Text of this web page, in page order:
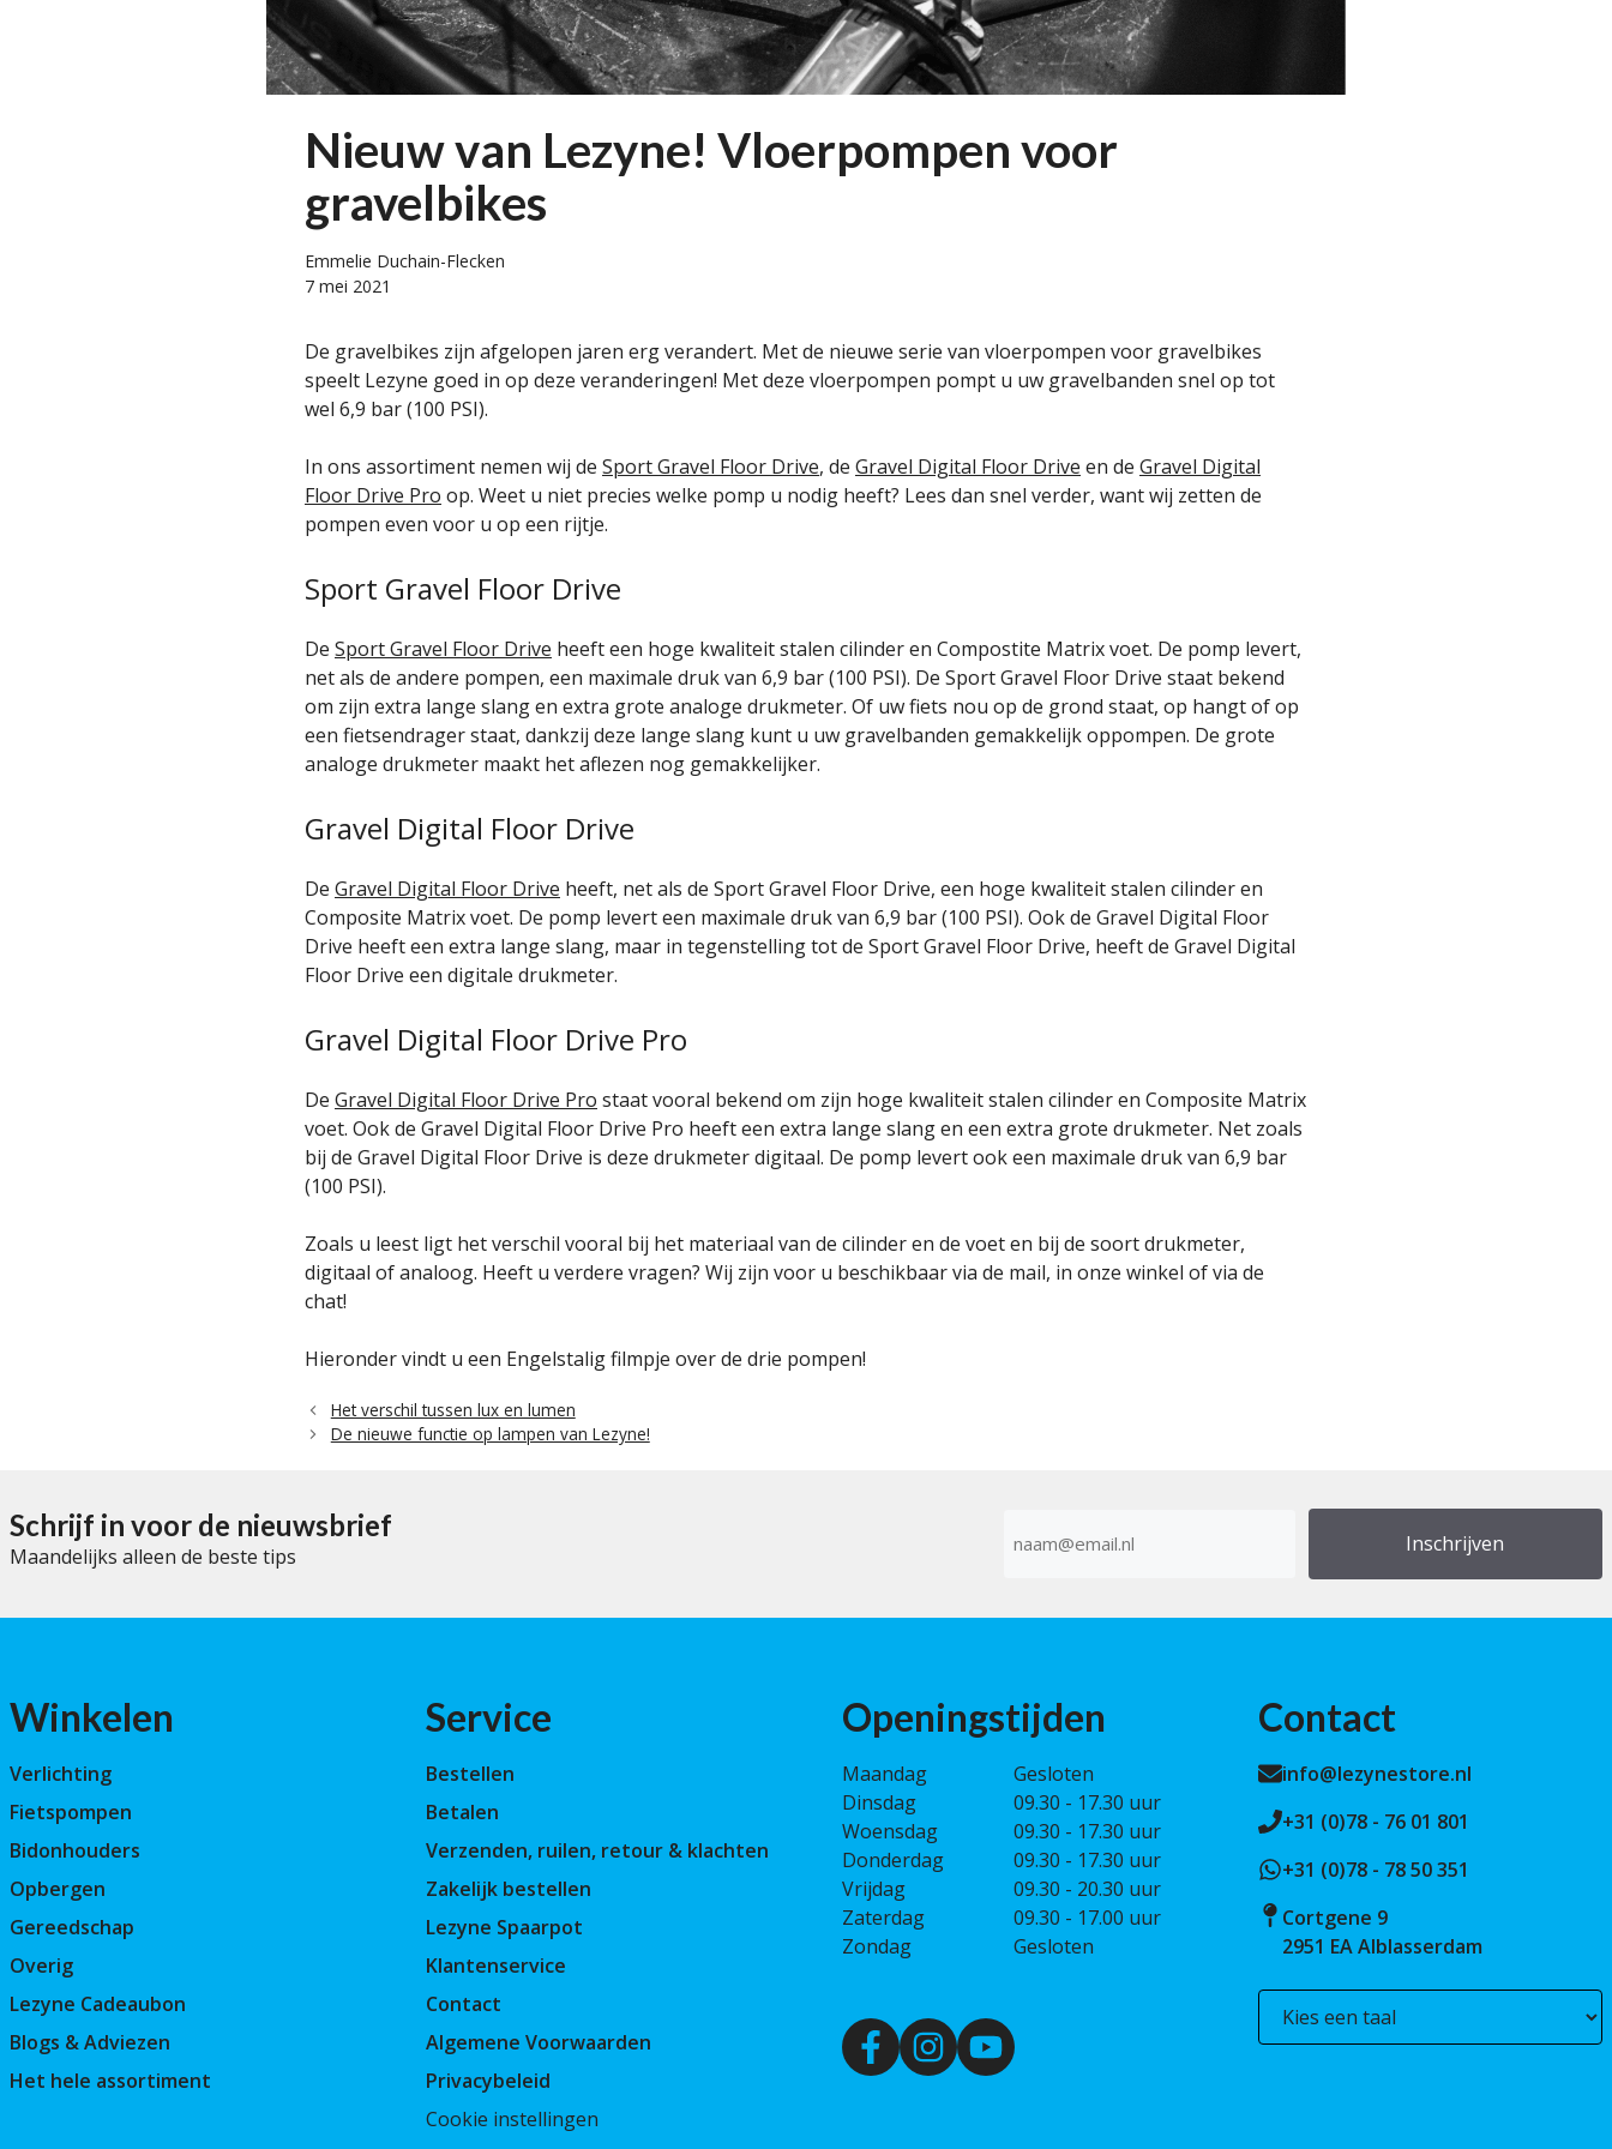
Nieuw van Lezyne! Vloerpompen voor
gravelbikes
Emmelie Duchain-Flecken
7 mei 2021
De gravelbikes zijn afgelopen jaren erg verandert. Met de nieuwe serie van vloerpompen voor gravelbikes
speelt Lezyne goed in op deze veranderingen! Met deze vloerpompen pompt u uw gravelbanden snel op tot
wel 6,9 bar (100 PSI).
In ons assortiment nemen wij de Sport Gravel Floor Drive, de Gravel Digital Floor Drive en de Gravel Digital
Floor Drive Pro op. Weet u niet precies welke pomp u nodig heeft? Lees dan snel verder, want wij zetten de
pompen even voor u op een rijtje.
Sport Gravel Floor Drive
De Sport Gravel Floor Drive heeft een hoge kwaliteit stalen cilinder en Compostite Matrix voet. De pomp levert,
net als de andere pompen, een maximale druk van 6,9 bar (100 PSI). De Sport Gravel Floor Drive staat bekend
om zijn extra lange slang en extra grote analoge drukmeter. Of uw fiets nou op de grond staat, op hangt of op
een fietsendrager staat, dankzij deze lange slang kunt u uw gravelbanden gemakkelijk oppompen. De grote
analoge drukmeter maakt het aflezen nog gemakkelijker.
Gravel Digital Floor Drive
De Gravel Digital Floor Drive heeft, net als de Sport Gravel Floor Drive, een hoge kwaliteit stalen cilinder en
Composite Matrix voet. De pomp levert een maximale druk van 6,9 bar (100 PSI). Ook de Gravel Digital Floor
Drive heeft een extra lange slang, maar in tegenstelling tot de Sport Gravel Floor Drive, heeft de Gravel Digital
Floor Drive een digitale drukmeter.
Gravel Digital Floor Drive Pro
De Gravel Digital Floor Drive Pro staat vooral bekend om zijn hoge kwaliteit stalen cilinder en Composite Matrix
voet. Ook de Gravel Digital Floor Drive Pro heeft een extra lange slang en een extra grote drukmeter. Net zoals
bij de Gravel Digital Floor Drive is deze drukmeter digitaal. De pomp levert ook een maximale druk van 6,9 bar
(100 PSI).
Zoals u leest ligt het verschil vooral bij het materiaal van de cilinder en de voet en bij de soort drukmeter,
digitaal of analoog. Heeft u verdere vragen? Wij zijn voor u beschikbaar via de mail, in onze winkel of via de
chat!
Hieronder vindt u een Engelstalig filmpje over de drie pompen!
Het verschil tussen lux en lumen
De nieuwe functie op lampen van Lezyne!
Schrijf in voor de nieuwsbrief
Maandelijks alleen de beste tips
mailadres
Winkelen
Verlichting
Fietspompen
Bidonhouders
Opbergen
Gereedschap
Overig
Lezyne Cadeaubon
Blogs & Adviezen
Het hele assortiment
Service
Bestellen
Betalen
Verzenden, ruilen, retour & klachten
Zakelijk bestellen
Lezyne Spaarpot
Klantenservice
Contact
Algemene Voorwaarden
Privacybeleid
Cookie instellingen
Openingstijden
Maandag
Gesloten
Dinsdag
09.30 - 17.30 uur
Woensdag
09.30 - 17.30 uur
Donderdag
09.30 - 17.30 uur
Vrijdag
09.30 - 20.30 uur
Zaterdag
09.30 - 17.00 uur
Zondag
Gesloten
Contact
info@lezynestore.nl
+31 (0)78 - 76 01 801
+31 (0)78 - 78 50 351
Cortgene 9
2951 EA Alblasserdam